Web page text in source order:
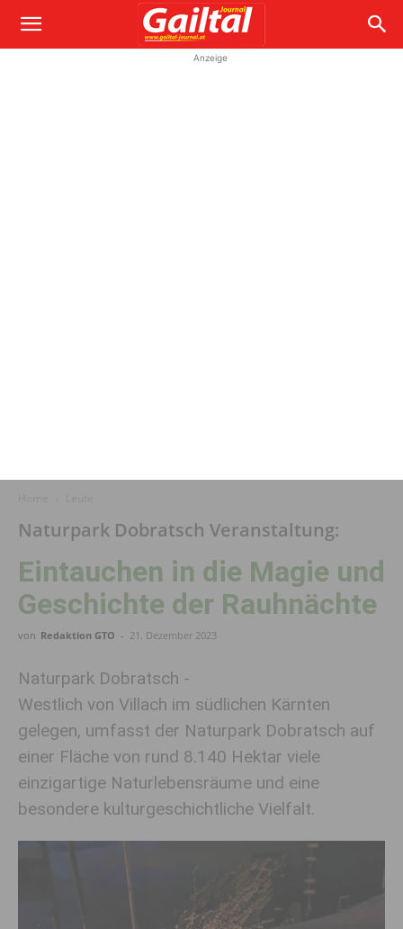
Anzeige
Naturpark Dobratsch Veranstaltung:
Eintauchen in die Magie und
Geschichte der Rauhnächte
von Redaktion GTO - 21. Dezember 2023
Naturpark Dobratsch -
Westlich von Villach im südlichen Kärnten
gelegen, umfasst der Naturpark Dobratsch auf
einer Fläche von rund 8.140 Hektar viele
einzigartige Naturlebensräume und eine
besondere kulturgeschichtliche Vielfalt.